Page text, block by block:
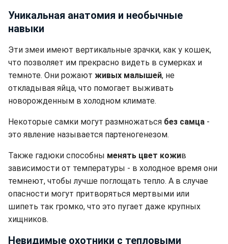
Уникальная анатомия и необычные
навыки
Эти змеи имеют вертикальные зрачки, как у кошек,
что позволяет им прекрасно видеть в сумерках и
темноте. Они рожают живых малышей, не
откладывая яйца, что помогает выживать
новорожденным в холодном климате.
Некоторые самки могут размножаться без самца -
это явление называется партеногенезом.
Также гадюки способны менять цвет кожив
зависимости от температуры - в холодное время они
темнеют, чтобы лучше поглощать тепло. А в случае
опасности могут притворяться мертвыми или
шипеть так громко, что это пугает даже крупных
хищников.
Невидимые охотники с тепловыми